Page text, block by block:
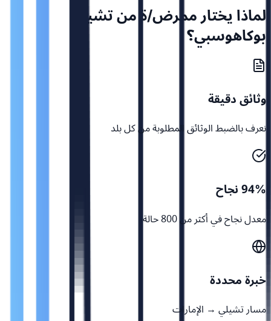
لماذا يختار ممرض/ة من تشيلي
بوكاهوسبي؟
وثائق دقيقة
نعرف بالضبط الوثائق المطلوبة من كل بلد
94% نجاح
معدل نجاح في أكثر من 800 حالة
خبرة محددة
مسار تشيلي → الإمارات